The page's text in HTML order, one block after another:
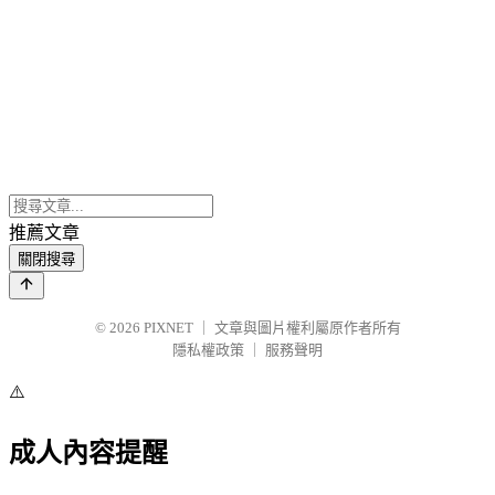
推薦文章
關閉搜尋
© 2026 PIXNET
文章與圖片權利屬原作者所有
隱私權政策
服務聲明
⚠️
成人內容提醒